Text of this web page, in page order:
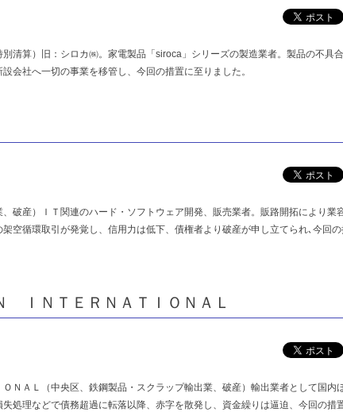
清算）旧：シロカ㈱。家電製品「siroca」シリーズの製造業者。製品の不具
会社へ一切の事業を移管し、今回の措置に至りました。
破産）ＩＴ関連のハード・ソフトウェア開発、販売業者。販路開拓により業
空循環取引が発覚し、信用力は低下、債権者より破産が申し立てられ､今回の
ＩＮＴＥＲＮＡＴＩＯＮＡＬ
ＮＡＬ（中央区、鉄鋼製品・スクラップ輸出業、破産）輸出業者として国内
処理などで債務超過に転落以降、赤字を散発し、資金繰りは逼迫、今回の措